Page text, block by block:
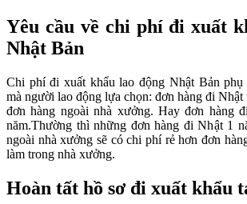
Yêu cầu về chi phí đi xuất
Nhật Bản
Chi phí đi xuất khẩu lao động Nhật Bản phụ
mà người lao động lựa chọn: đơn hàng đi
đơn hàng ngoài nhà xưởng. Hay đơn hàng
năm.Thường thì những đơn hàng đi Nhật 1
ngoài nhà xưởng sẽ có chi phí rẻ hơn đơn
làm trong nhà xưởng.
Hoàn tất hồ sơ đi xuất khẩu